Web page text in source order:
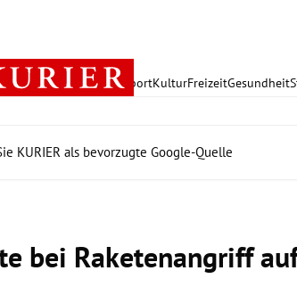
PolitikWirtschaft SportKulturFreizeitGesundheit
KURIER als bevorzugte Google-Quelle
bei Raketenangriff